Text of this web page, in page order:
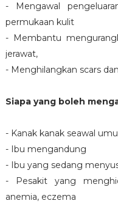
- Mengawal
permukaan kulit
- Membantu
jerawat,
- Menghilangkan scars
Siapa yang boleh
- Kanak kanak seawal
- Ibu mengandung
- Ibu yang sedang
- Pesakit yang
anemia, eczema